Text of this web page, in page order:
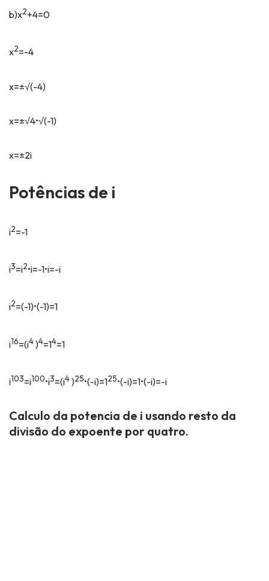
b)x2+4=0
x2=-4
x=±√(-4)
x=±√4•√(-1)
x=±2i
Potências de i
i2=-1
i3=i2•i=-1•i=-i
i2=(-1)•(-1)=1
i16=(i4)4=14=1
i103=i100•i3=(i4)25•(-i)=125•(-i)=1•(-i)=-i
Calculo da potencia de i usando resto da
divisão do expoente por quatro.